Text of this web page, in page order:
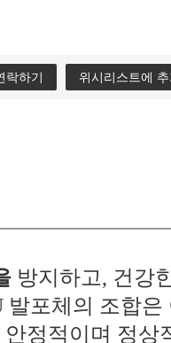
락하기 위시리스트에
방지하고, 건강
발포체의 조합
정적이며 정